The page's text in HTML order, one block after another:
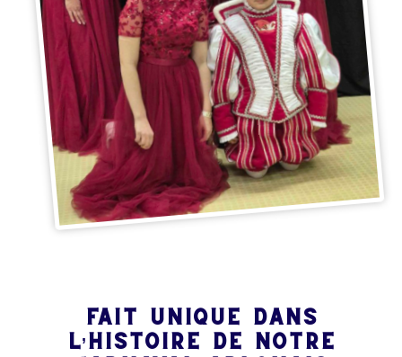
FAIT UNIQUE DANS
L’HISTOIRE DE NOTRE